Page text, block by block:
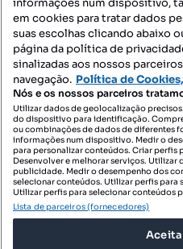
Mapa do Site
Contacte-nos
informações num dispositivo,
em cookies para tratar dados
suas escolhas clicando abaixo
página da política de
sinalizadas aos nossos
navegação. Política de Cookies,
Nós e os nossos parceiros
Utilizar dados de geolocalização
do dispositivo para identificação.
ou combinações de dados de diferentes
informações num dispositivo. Medir o
para personalizar conteúdos. Criar perfis
Desenvolver e melhorar serviços.
publicidade. Medir o desempenho dos
selecionar conteúdos. Utilizar perfis
Utilizar perfis para selecionar conteúdos
Lista de parceiros (fornecedores)